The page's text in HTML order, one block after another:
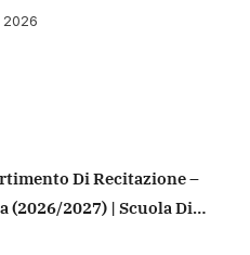
Di Recitazione –
(2026/2027) | Scuola Di